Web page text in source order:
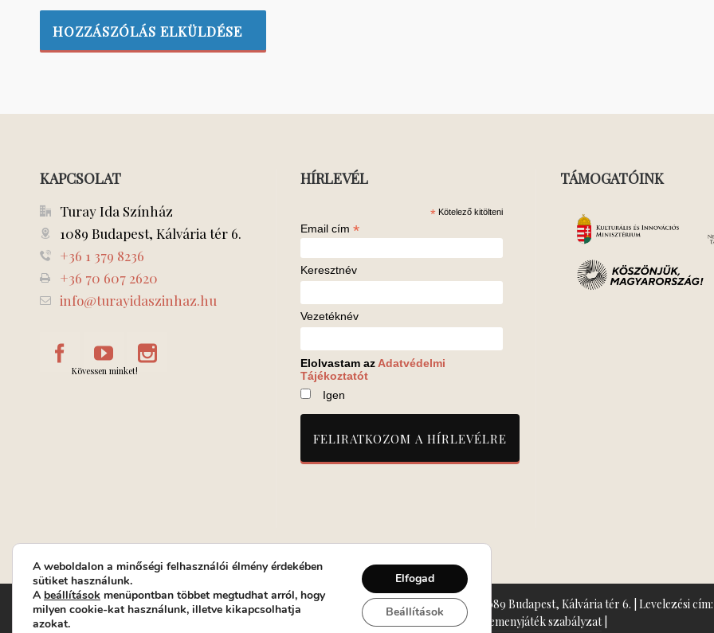
KAPCSOLAT
Turay Ida Színház
1089 Budapest, Kálvária tér 6.
+36 1 379 8236
+36 70 607 2620
info@turayidaszinhaz.hu
Kövessen minket!
HÍRLEVÉL
* Kötelező kitölteni
Email cím *
Keresztnév
Vezetéknév
Elolvastam az Adatvédelmi
Tájékoztatót
Igen
TÁMOGATÓINK
Turay Ida Színház Közhasznú Nonprofit Kft. | Működési helyszín: Turay Ida Színház 1089 Budapest, Kálvária tér 6. | Levelezési
Nyeremenyjáték szabályzat|
A weboldalon a minőségi felhasználói élmény érdekében
sütiket használunk.
A beállítások menüpontban többet megtudhat arról, hogy
milyen cookie-kat használunk, illetve kikapcsolhatja
azokat.
Elfogad
Beállítások